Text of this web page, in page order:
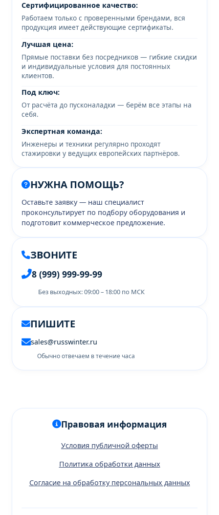
Сертифицированное качество:
Работаем только с проверенными брендами, вся
продукция имеет действующие сертификаты.
Лучшая цена:
Прямые поставки без посредников — гибкие скидки
и индивидуальные условия для постоянных
клиентов.
Под ключ:
От расчёта до пусконаладки — берём все этапы на
себя.
Экспертная команда:
Инженеры и техники регулярно проходят
стажировки у ведущих европейских партнёров.
НУЖНА ПОМОЩЬ?
Оставьте заявку — наш специалист
проконсультирует по подбору оборудования и
подготовит коммерческое предложение.
ЗВОНИТЕ
8 (999) 999-99-99
Без выходных: 09:00 – 18:00 по МСК
ПИШИТЕ
sales@russwinter.ru
Обычно отвечаем в течение часа
Правовая информация
Условия публичной оферты
Политика обработки данных
Согласие на обработку персональных данных